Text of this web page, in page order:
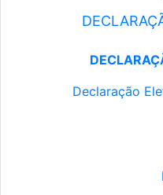
Declaração